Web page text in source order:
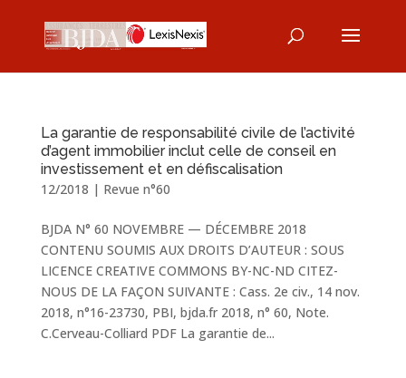
La garantie de responsabilité civile de l’activité
d’agent immobilier inclut celle de conseil en
investissement et en défiscalisation
12/2018 | Revue n°60
BJDA N° 60 NOVEMBRE — DÉCEMBRE 2018
CONTENU SOUMIS AUX DROITS D’AUTEUR : SOUS
LICENCE CREATIVE COMMONS BY-NC-ND CITEZ-
NOUS DE LA FAÇON SUIVANTE : Cass. 2e civ., 14 nov.
2018, n°16-23730, PBI, bjda.fr 2018, n° 60, Note.
C.Cerveau-Colliard PDF La garantie de...